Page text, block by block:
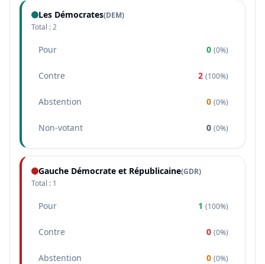
Les Démocrates(DEM)
Total :2
Pour 0 (0%)
Contre 2 (100%)
Abstention 0 (0%)
Non-votant 0 (0%)
Gauche Démocrate et Républicaine(GDR)
Total : 1
Pour 1 (100%)
Contre 0 (0%)
Abstention 0 (0%)